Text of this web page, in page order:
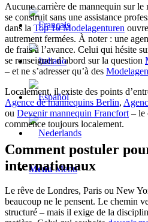
Menu Menu
Aucune carrière de mannequin sur le
se construit sans une assistance
dans la Top 10 Modelagenturen
autrement fermées. À noter : une
de frais à l’avance. Celui qui hésite
se renseigner d’abord sur la question
– et ne s’adresser qu’à des
Localement, il existe des points
Agence de mannequins Berlin,
ou Devenir mannequin Francfort – le
commence toujours localement.
Comment postuler
internationaux
Le rêve de Londres, Paris ou New
beaucoup ne le pensent. Le chemin
structuré – mais il exige de la